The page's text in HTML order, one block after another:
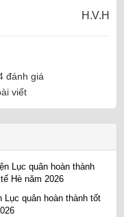
H.V.H
đánh giá
viết
Lục quân hoàn thành
Hè năm 2026
quân hoàn thành tốt